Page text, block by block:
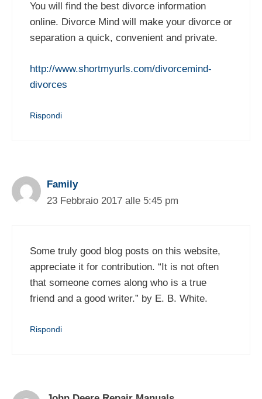
You will find the best divorce information
online. Divorce Mind will make your divorce or
separation a quick, convenient and private.
http://www.shortmyurls.com/divorcemind-
divorces
Rispondi
Family
23 Febbraio 2017 alle 5:45 pm
Some truly good blog posts on this website,
appreciate it for contribution. “It is not often
that someone comes along who is a true
friend and a good writer.” by E. B. White.
Rispondi